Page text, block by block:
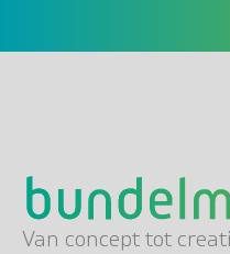
Van concept tot